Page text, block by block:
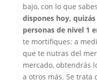
bajo, con lo que
dispones hoy,
personas de nivel 1
te mortifiques: a
que te nutras del
mercado, obtendrás
a otros más. Se trata